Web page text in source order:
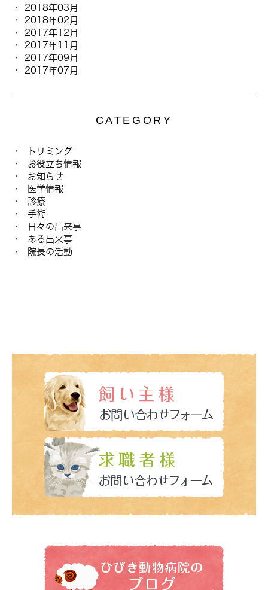
2018年03月
2018年02月
2017年12月
2017年11月
2017年09月
2017年07月
CATEGORY
トリミング
お役立ち情報
お知らせ
医学情報
診療
手術
日々の出来事
ある出来事
院長の活動